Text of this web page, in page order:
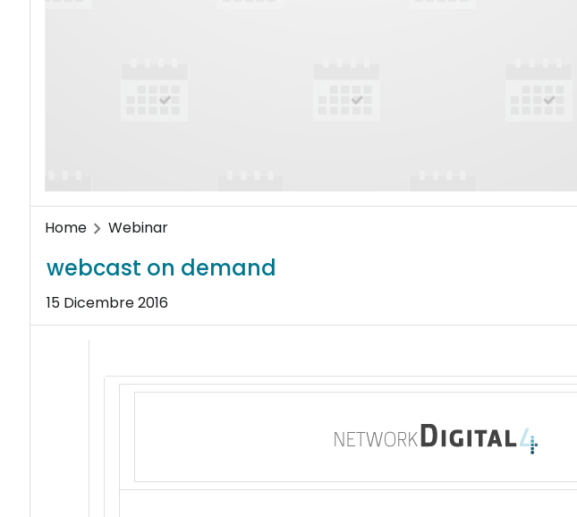
Home Webinar
webcast on demand
15 Dicembre 2016